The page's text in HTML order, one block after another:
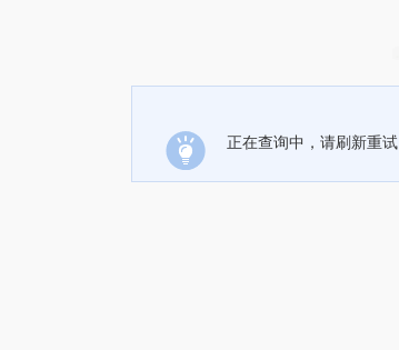
正在查询中，请刷新重试